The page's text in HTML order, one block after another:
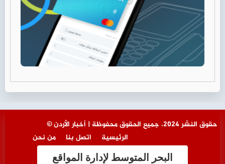
© حقوق النشر 2024، جميع الحقوق محفوظة | أخبار الأردن
من نحن
اتصل بنا الرئيسية
البحر المتوسط لإدارة المواقع